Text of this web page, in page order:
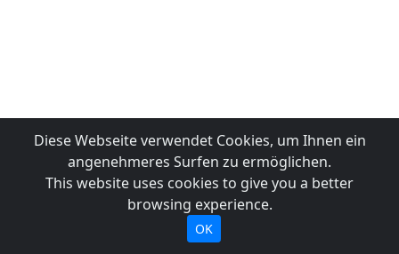
Diese Webseite verwendet Cookies, um Ihnen ein
angenehmeres Surfen zu ermöglichen.
This website uses cookies to give you a better
browsing experience.
OK